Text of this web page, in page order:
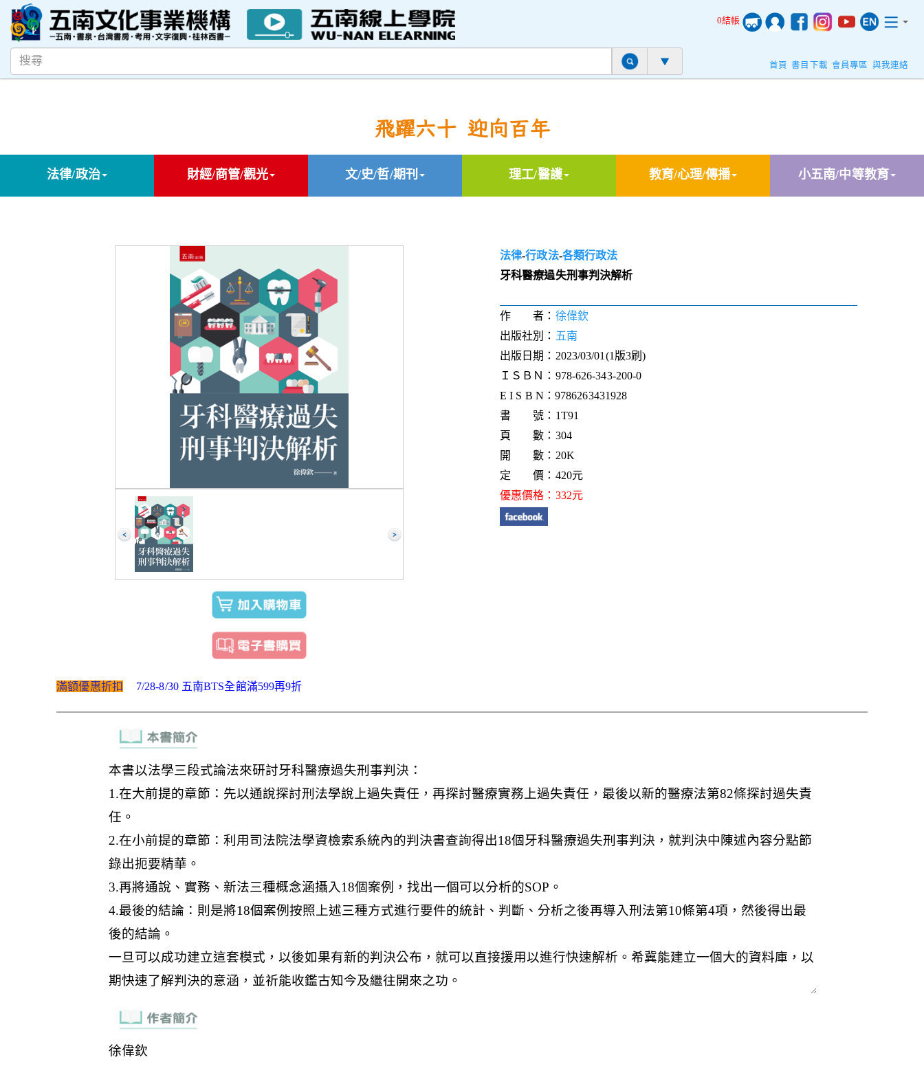
0結帳
首頁 書目下載 會員專區 與我連絡
飛躍六十 迎向百年
法律/政治 財經/商管/觀光 文/史/哲/期刊 理工/醫護 教育/心理/傳播 小五南/中等教育
法律-行政法-各類行政法
牙科醫療過失刑事判決解析
作 者： 徐偉欽
出版社別： 五南
出版日期：2023/03/01(1版3刷)
ＩＳＢＮ：978-626-343-200-0
E I S B N：9786263431928
書 號：1T91
頁 數：304
開 數：20K
定 價：420元
優惠價格：332元
滿額優惠折扣 7/28-8/30 五南BTS全館滿599再9折